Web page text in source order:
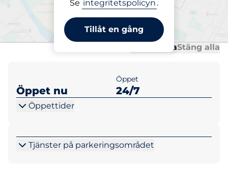
Se integritetspolicyn .
Tillåt en gång
Parkering på plats
Professorsgatan 2
Öppna allaStäng alla
Öppet nu
Öppet
24/7
Öppettider
Tjänster på parkeringsområdet